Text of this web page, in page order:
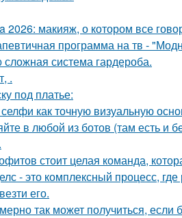
макияж, о котором все
программа на тв -
система гардероба.
.
под платье:
как точную визуальную
в любой из ботов (там есть и
стоит целая команда,
- это комплексный процесс,
его.
так может получиться, если